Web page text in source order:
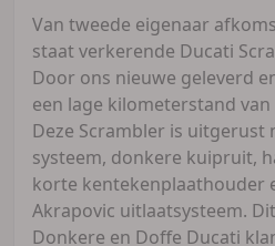
Van tweede eigenaar
staat verkerende Ducati
Door ons nieuwe geleverd
een lage kilometerstand van
Deze Scrambler is uitgerust
systeem, donkere kuipruit,
korte kentekenplaathouder
Akrapovic uitlaatsysteem.
Donkere en Doffe Ducati